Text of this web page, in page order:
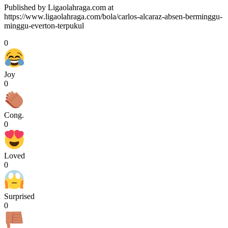
Published by Ligaolahraga.com at
https://www.ligaolahraga.com/bola/carlos-alcaraz-absen-berminggu-
minggu-everton-terpukul
0
Joy
0
Cong.
0
Loved
0
Surprised
0